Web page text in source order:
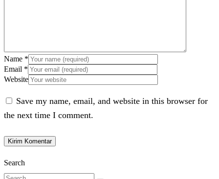
Name *
Email *
Website
Save my name, email, and website in this browser for
the next time I comment.
Search